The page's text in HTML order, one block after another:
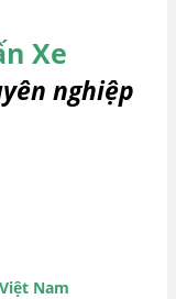
Xe
nghiệp
Nam